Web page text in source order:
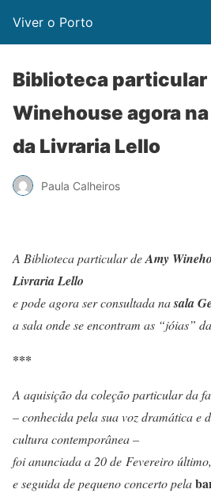
Viver o Porto
Biblioteca particular
Winehouse agora
da Livraria Lello
Paula Calheiros
A Biblioteca particular deAmy
Livraria Lello
e pode agora ser consultada nasala
a sala onde se encontram as “jóias”
***
A aquisição da coleção particular da
– conhecida pela sua voz dramática e
cultura contemporânea –
foi anunciada a 20 de Fevereiro último,
e seguida de pequeno concerto pela